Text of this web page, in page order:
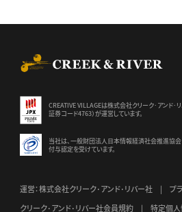
CREATIVE VILLAGEは株式会社クリーク･アンド･
証券コード4763）が運営しています。
当社は、一般財団法人日本情報経済社会推進協会
付与認定を受けています。
運営：株式会社クリーク･アンド･リバー社
プ
クリーク･アンド･リバー社会員規約
特定個